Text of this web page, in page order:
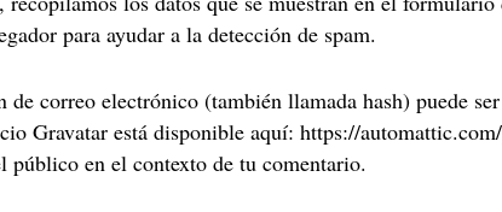
para ayudar a la detección de spam.
correo electrónico (también llamada hash) puede
Gravatar está disponible aquí: https://
en el contexto de tu comentario.